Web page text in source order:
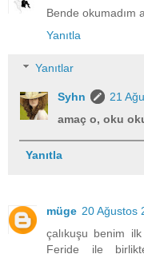
Bende okumadım
Yanıtla
Yanıtlar
Syhn
21
amaç o, oku
Yanıtla
müge 20 Ağustos
çalıkuşu benim
Feride ile